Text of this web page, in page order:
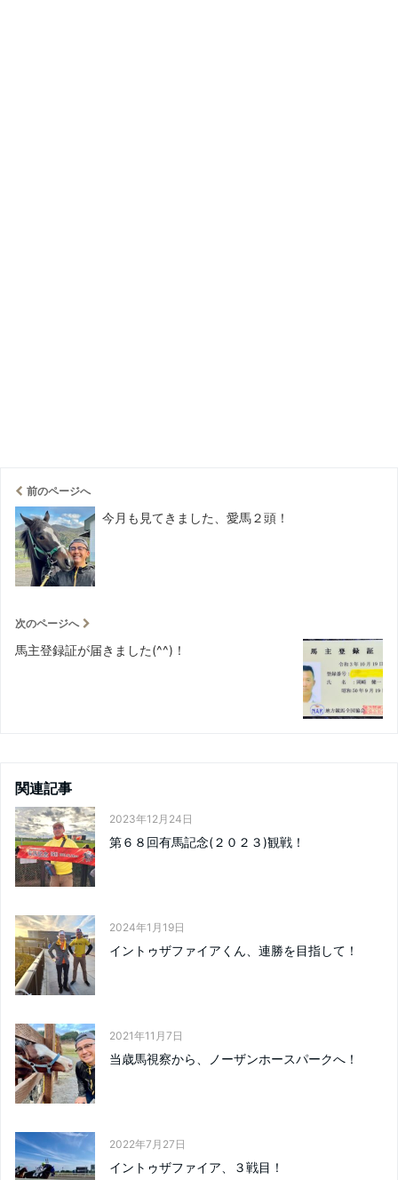
前のページへ
今月も見てきました、愛馬２頭！
次のページへ
馬主登録証が届きました(^^)！
関連記事
2023年12月24日
第６８回有馬記念(２０２３)観戦！
2024年1月19日
イントゥザファイアくん、連勝を目指して！
2021年11月7日
当歳馬視察から、ノーザンホースパークへ！
2022年7月27日
イントゥザファイア、３戦目！